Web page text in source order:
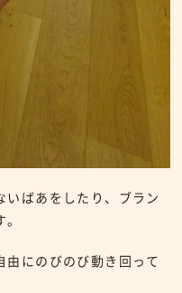
ばあをしたり、ブラン
由にのびのび動き回って